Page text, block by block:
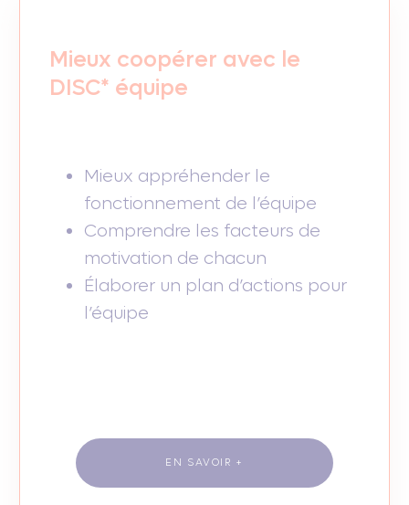
Mieux coopérer avec le
DISC* équipe
Mieux appréhender le
fonctionnement de l’équipe
Comprendre les facteurs de
motivation de chacun
Élaborer un plan d’actions pour
l’équipe
EN SAVOIR +